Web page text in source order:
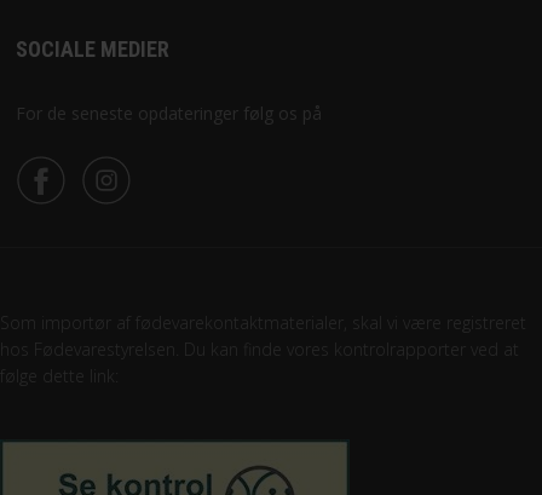
SOCIALE MEDIER
For de seneste opdateringer følg os på
Som importør af fødevarekontaktmaterialer, skal vi være registreret
hos Fødevarestyrelsen. Du kan finde vores kontrolrapporter ved at
følge dette link: